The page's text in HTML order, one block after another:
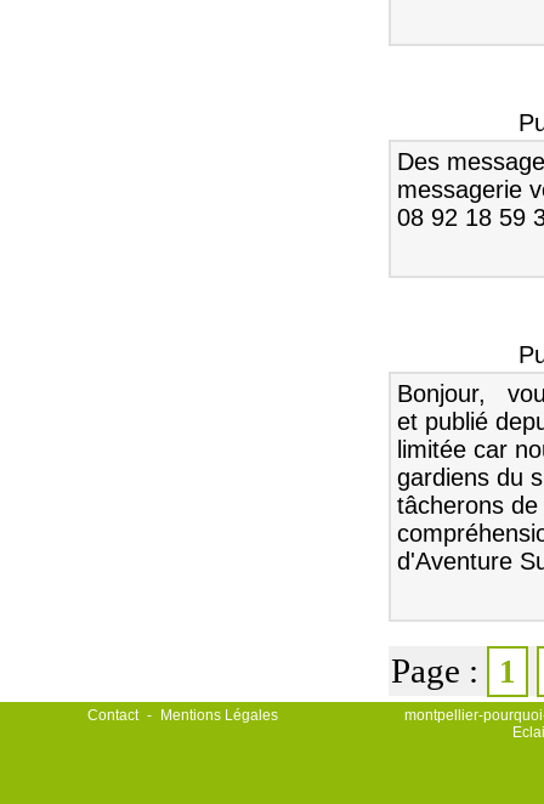
Des
messagerie
08 92 18 59
Bonjour,
et publié
limitée car
gardiens du
tâcherons
d'Aventure
Page : 1
Contact - Mentions Légales
montpellier-